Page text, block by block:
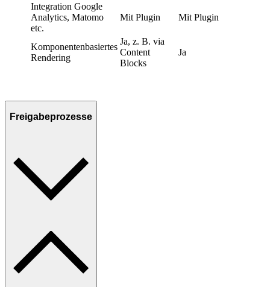
Integration Google
Analytics, Matomo
etc.
Mit Plugin Mit Plugin
Komponentenbasiertes
Rendering
Ja, z. B. via
Content
Blocks
Ja
Freigabeprozesse